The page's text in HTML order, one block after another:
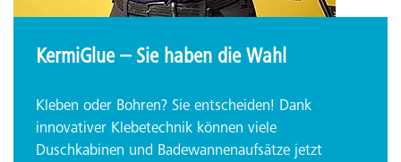
KermiGlue – Sie haben die Wahl
Kleben oder Bohren? Sie entscheiden! Dank
innovativer Klebetechnik können viele
Duschkabinen und Badewannenaufsätze jetzt